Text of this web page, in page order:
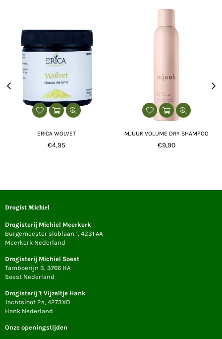
ERICA WOLVET
Normale
€4,95
MJUUK VOLUME DRY SHAMPOO
Normale
€9,90
Drogist Michiel
Drogisterij Michiel Meerkerk
Burgemeester sloblaan 1, 4231 AA
Meerkerk Nederland
Drogisterij Michiel Soest
Tamboerijn 3, 3766 HA
Soest Nederland
Drogisterij 't Vijzeltje Hank
Jachtsloot 2a, 4273XD
Hank Nederland
Onze openingstijden